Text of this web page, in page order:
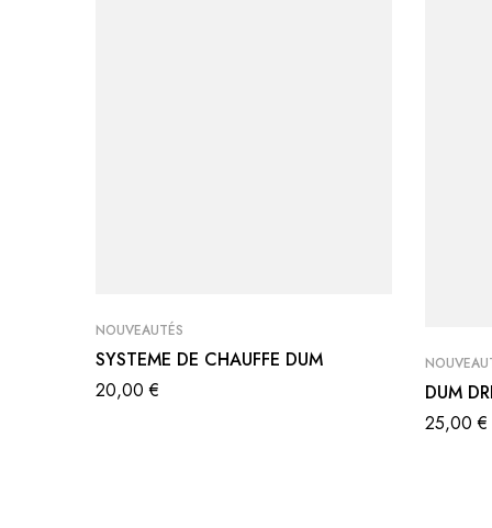
NOUVEAUTÉS
SYSTEME DE CHAUFFE DUM
20,00€
DUM
25,00€